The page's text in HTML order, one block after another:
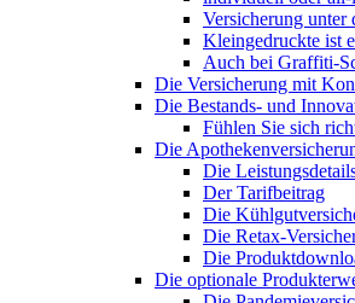
Versicherung unter
Kleingedruckte ist
Auch bei Graffiti-
Die Versicherung mit
Die Bestands- und
Fühlen Sie sich
Die
Die
Der Tarifbeitrag
Die
Die Retax-
Die
Die optionale